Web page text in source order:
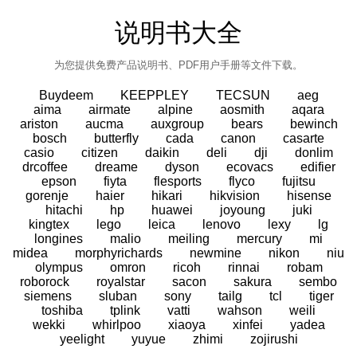
说明书大全
为您提供免费产品说明书、PDF用户手册等文件下载。
Buydeem KEEPPLEY TECSUN
aeg
aima
airmate alpine aosmith
aqara
ariston
aucma auxgroup bears
bewinch
bosch
butterfly cada canon
casarte
casio
citizen daikin deli dji
donlim
drcoffee
dreame dyson ecovacs
edifier
epson
fiyta flesports flyco
fujitsu
gorenje
haier hikari hikvision
hisense
hitachi
hp huawei joyoung
juki
kingtex
lego leica lenovo lexy
lg
longines
malio meiling mercury
mi
midea
morphyrichards newmine nikon
niu
olympus
omron ricoh rinnai
robam
roborock
royalstar sacon sakura
sembo
siemens
sluban sony tailg tcl
tiger
toshiba
tplink vatti wahson
weili
wekki
whirlpoo xiaoya xinfei
yadea
yeelight
yuyue zhimi zojirushi